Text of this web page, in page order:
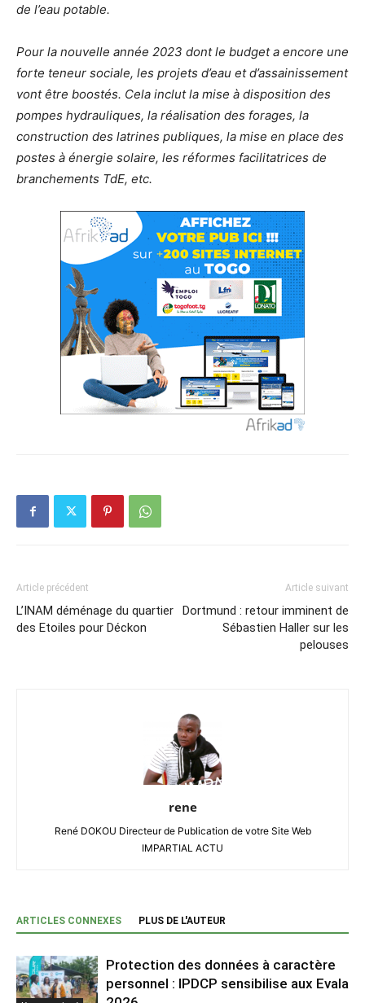
de l’eau potable.
Pour la nouvelle année 2023 dont le budget a encore une
forte teneur sociale, les projets d’eau et d’assainissement
vont être boostés. Cela inclut la mise à disposition des
pompes hydrauliques, la réalisation des forages, la
construction des latrines publiques, la mise en place des
postes à énergie solaire, les réformes facilitatrices de
branchements TdE, etc.
Article précédent
L’INAM déménage du quartier
des Etoiles pour Déckon
Article suivant
Dortmund : retour imminent de
Sébastien Haller sur les
pelouses
rene
René DOKOU Directeur de Publication de votre Site Web
IMPARTIAL ACTU
ARTICLES CONNEXES PLUS DE L'AUTEUR
Protection des données à caractère
personnel : IPDCP sensibilise aux Evala